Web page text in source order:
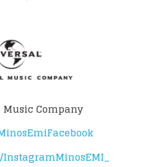
Music Company